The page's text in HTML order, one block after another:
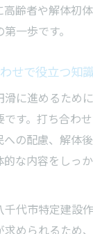
高齢者や解体初
一歩です。
せで役立つ知
に進めるため
す。打ち合わ
の配慮、解体後
な内容をしっ
代市特定建設
められるため